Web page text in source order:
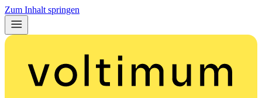
Zum Inhalt springen